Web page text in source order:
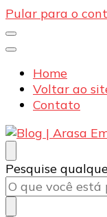
Pular para o
Home
Voltar ao
Contato
Blog | Arasa
Confira
doces e
qualidade Arasa.
Procurando
algo?
Pesquise